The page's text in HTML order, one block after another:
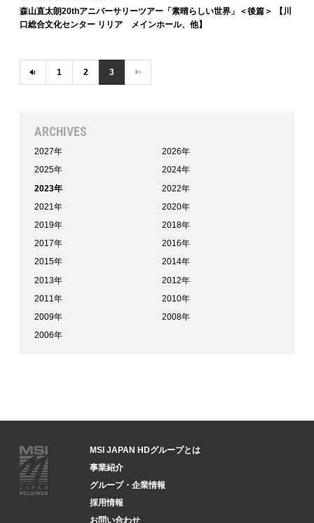
森山直太朗20thアニバーサリーツアー「素晴らしい世界」＜後篇＞ 【川
口総合文化センター リリア メインホール、他】
‹ 1 2 3 ›
ARCHIVES
2027年
2026年
2025年
2024年
2023年
2022年
2021年
2020年
2019年
2018年
2017年
2016年
2015年
2014年
2013年
2012年
2011年
2010年
2009年
2008年
2006年
MSI JAPAN HDグループとは
事業紹介
グループ・企業情報
採用情報
お問い合わせ